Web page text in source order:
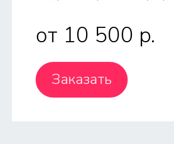
от 10 500 p.
Заказать